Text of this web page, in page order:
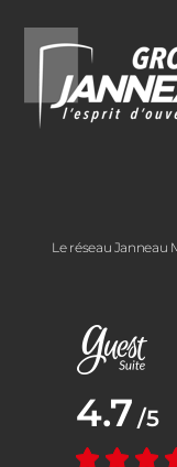
Le réseau Janneau
Note moyenne :
4.7 /5